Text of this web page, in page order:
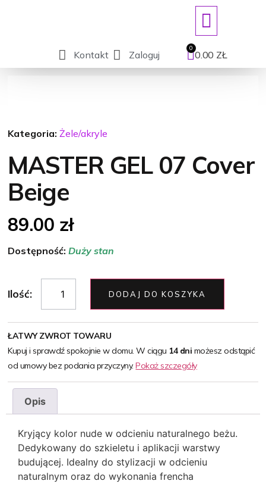
Kontakt Zaloguj 0.00 ZŁ
Kategoria:Żele/akryle
MASTER GEL 07 Cover
Beige
89.00 zł
Dostępność:Duży stan
Ilość: DODAJ DO KOSZYKA
ŁATWY ZWROT TOWARU
Kupuj i sprawdź spokojnie w domu. W ciągu 14 dni możesz odstąpić
od umowy bez podania przyczyny.Pokaż szczegóły
Opis
Kryjący kolor nude w odcieniu naturalnego beżu.
Dedykowany do szkieletu i aplikacji warstwy
budującej. Idealny do stylizacji w odcieniu
naturalnym oraz do wykonania frencha